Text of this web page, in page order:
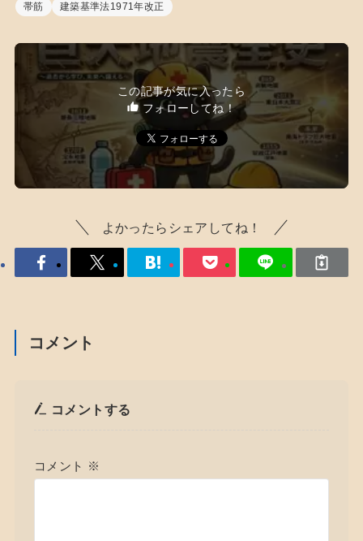
帯筋
建築基準法1971年改正
この記事が気に入ったら
フォローしてね！
よかったらシェアしてね！
コメント
コメントする
コメント ※